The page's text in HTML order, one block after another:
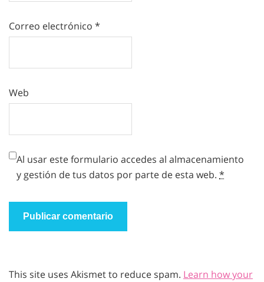
Correo electrónico *
Web
Al usar este formulario accedes al almacenamiento
y gestión de tus datos por parte de esta web. *
This site uses Akismet to reduce spam. Learn how your